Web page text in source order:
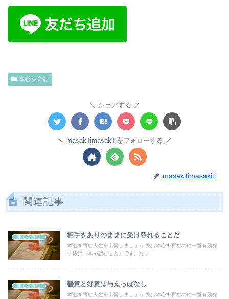
本心を育む
シェアする
masakitimasakitiをフォローする
masakitimasakiti
関連記事
本心を育む 相手をありのままに受け容れることだ
本心を育む人生を出発しましょう 実は本心を育むのに一番有効な
手段は『本を読むこと』です。な...
本心を育む 善意と好意は与えっぱなし
本心を育む人生を出発しましょう 実は本心を育むのに一番有効な